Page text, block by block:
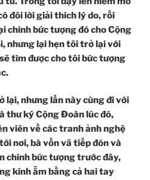
đôi lời giải thích lý do, rồi
chính bức tượng đó cho Cộng
nhưng lại hẹn tôi trở lại với
tìm được cho tôi bức tượng
lại, nhưng lần này cùng đi với
thư ký Cộng Đoàn lúc đó,
viên về các tranh ảnh nghệ
nơi, bà vồn vã tiếp đón và
chính bức tượng trước đây,
kính ẵm bằng cả hai tay